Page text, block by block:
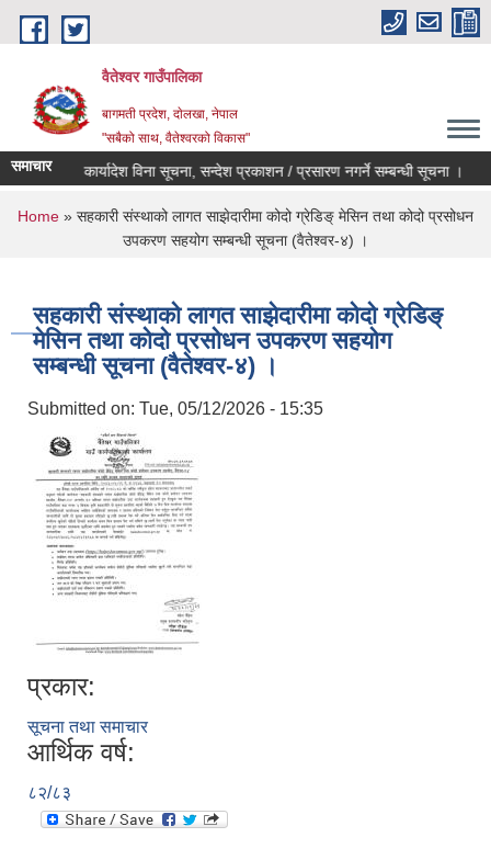
Skip to main content
वैतेश्वर गाउँपालिका
बागमती प्रदेश, दाेलखा, नेपाल
"सबैको साथ, वैतेश्वरको विकास"
समाचार
स्वीकृती र कार्यादेश विना सूचना, सन्देश प्रकाशन / प्रसारण नगर्ने सम्बन्धी सूचना ।
You are here
Home » सहकारी संस्थाको लागत साझेदारीमा कोदो ग्रेडिङ् मेसिन तथा कोदो प्रसोधन
उपकरण सहयोग सम्बन्धी सूचना (वैतेश्वर-४) ।
सहकारी संस्थाको लागत साझेदारीमा कोदो ग्रेडिङ्
मेसिन तथा कोदो प्रसोधन उपकरण सहयोग
सम्बन्धी सूचना (वैतेश्वर-४) ।
Submitted on: Tue, 05/12/2026 - 15:35
प्रकार:
सूचना तथा समाचार
आर्थिक वर्ष:
८२/८३